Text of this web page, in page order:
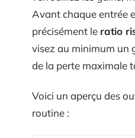
Avant chaque entrée
précisément le ratio
visez au minimum un
de la perte maximale
Voici un aperçu des
routine :